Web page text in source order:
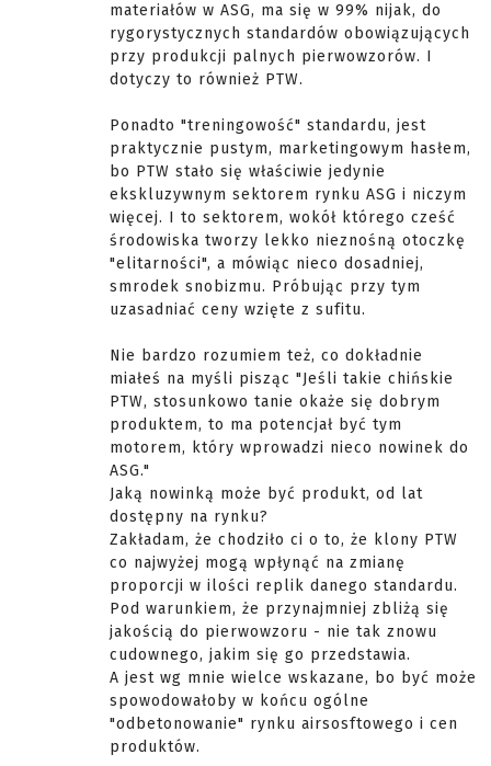
materiałów w ASG, ma się w 99% nijak, do
rygorystycznych standardów obowiązujących
przy produkcji palnych pierwowzorów. I
dotyczy to również PTW.
Ponadto "treningowość" standardu, jest
praktycznie pustym, marketingowym hasłem,
bo PTW stało się właściwie jedynie
ekskluzywnym sektorem rynku ASG i niczym
więcej. I to sektorem, wokół którego cześć
środowiska tworzy lekko nieznośną otoczkę
"elitarności", a mówiąc nieco dosadniej,
smrodek snobizmu. Próbując przy tym
uzasadniać ceny wzięte z sufitu.
Nie bardzo rozumiem też, co dokładnie
miałeś na myśli pisząc "Jeśli takie chińskie
PTW, stosunkowo tanie okaże się dobrym
produktem, to ma potencjał być tym
motorem, który wprowadzi nieco nowinek do
ASG."
Jaką nowinką może być produkt, od lat
dostępny na rynku?
Zakładam, że chodziło ci o to, że klony PTW
co najwyżej mogą wpłynąć na zmianę
proporcji w ilości replik danego standardu.
Pod warunkiem, że przynajmniej zbliżą się
jakością do pierwowzoru - nie tak znowu
cudownego, jakim się go przedstawia.
A jest wg mnie wielce wskazane, bo być może
spowodowałoby w końcu ogólne
"odbetonowanie" rynku airsosftowego i cen
produktów.